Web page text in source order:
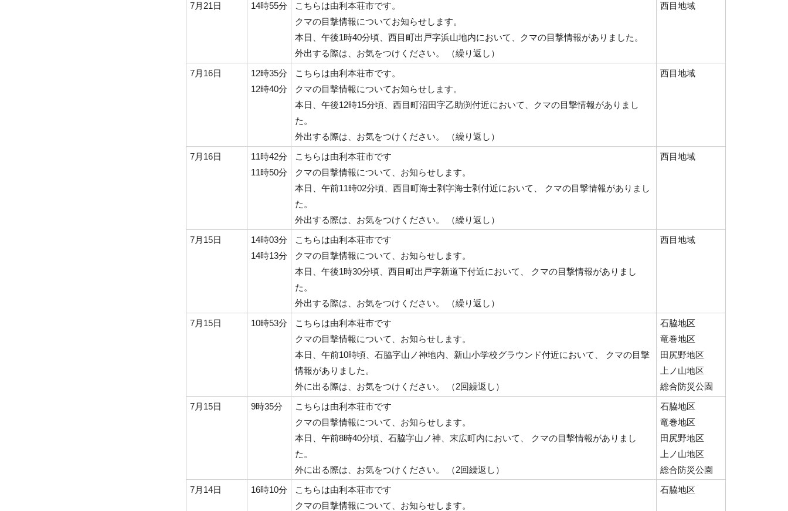
7月21日 14時55分
こちらは由利本荘市です。
クマの目撃情報についてお知らせします。
本日、午後1時40分頃、西目町出戸字浜山地内において、クマの目撃情報がありました。
外出する際は、お気をつけください。 （繰り返し）
西目地域
7月16日
12時35分
12時40分
こちらは由利本荘市です。
クマの目撃情報についてお知らせします。
本日、午後12時15分頃、西目町沼田字乙助渕付近において、クマの目撃情報がありまし
た。
外出する際は、お気をつけください。 （繰り返し）
西目地域
7月16日
11時42分
11時50分
こちらは由利本荘市です
クマの目撃情報について、お知らせします。
本日、午前11時02分頃、西目町海士剥字海士剥付近において、 クマの目撃情報がありまし
た。
外出する際は、お気をつけください。 （繰り返し）
西目地域
7月15日
14時03分
14時13分
こちらは由利本荘市です
クマの目撃情報について、お知らせします。
本日、午後1時30分頃、西目町出戸字新道下付近において、 クマの目撃情報がありまし
た。
外出する際は、お気をつけください。 （繰り返し）
西目地域
7月15日 10時53分
こちらは由利本荘市です
クマの目撃情報について、お知らせします。
本日、午前10時頃、石脇字山ノ神地内、新山小学校グラウンド付近において、 クマの目撃
情報がありました。
外に出る際は、お気をつけください。 （2回繰返し）
石脇地区
竜巻地区
田尻野地区
上ノ山地区
総合防災公園
7月15日
9時35分
こちらは由利本荘市です
クマの目撃情報について、お知らせします。
本日、午前8時40分頃、石脇字山ノ神、末広町内において、 クマの目撃情報がありまし
た。
外に出る際は、お気をつけください。 （2回繰返し）
石脇地区
竜巻地区
田尻野地区
上ノ山地区
総合防災公園
7月14日
16時10分
こちらは由利本荘市です
クマの目撃情報について、お知らせします。
石脇地区